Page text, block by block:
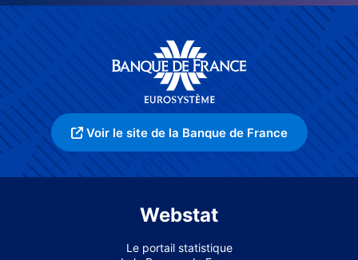
Voir le site de la Banque de France
Webstat
Le portail statistique